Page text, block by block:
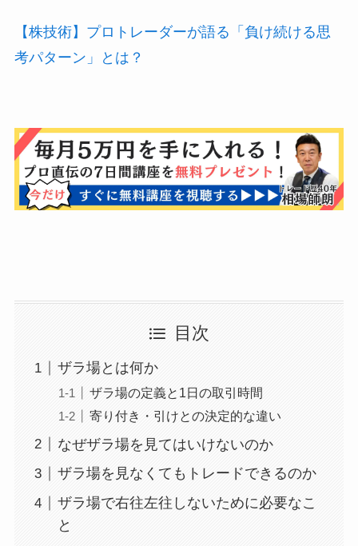
【株技術】プロトレーダーが語る「負け続ける思
考パターン」とは？
目次
ザラ場とは何か
ザラ場の定義と1日の取引時間
寄り付き・引けとの決定的な違い
なぜザラ場を見てはいけないのか
ザラ場を見なくてもトレードできるのか
ザラ場で右往左往しないために必要なこ
と